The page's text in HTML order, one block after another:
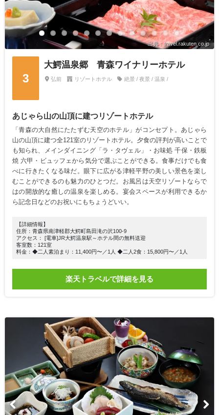
出典：travel.rakuten.co.jp
3
大鰐温泉郷 青森ワイナリーホテル
弘前 リゾートホテル 絶景 / 夜景 / 温泉 /
あじゃら山の山頂に建つリゾートホテル
「青森の大自然にたたずむ天空のホテル」がコンセプト。あじゃら
山の山頂に建つ全121室のリゾートホテル。夕食の評判が高いことで
も知られ、メインダイニング「ラ・タヴェル」・お味処 千保・鉄板
焼 六甲・ビュッフェから気分で選ぶことができる。食事だけでも食
べに行きたくなる味だ。眼下に広がる津軽平野の美しい景色を楽し
むことができるのも魅力のひとつだ。お風呂は天空リゾートならで
はの開放的な癒しの温泉を楽しめる。宴会スペースが利用できるか
ら記念日などのお祝いにもちょうどいい。
【詳細情報】
住所：青森県南津軽郡大鰐町島田滝の沢100-9
アクセス： [電車]JR大鰐温泉駅～ホテル間の無料送迎
客室数：121室
料金：◆二人素泊まり：11,400円〜／1人 ◆二人2食：15,800円〜／1人
楽天トラベルで詳細を見る